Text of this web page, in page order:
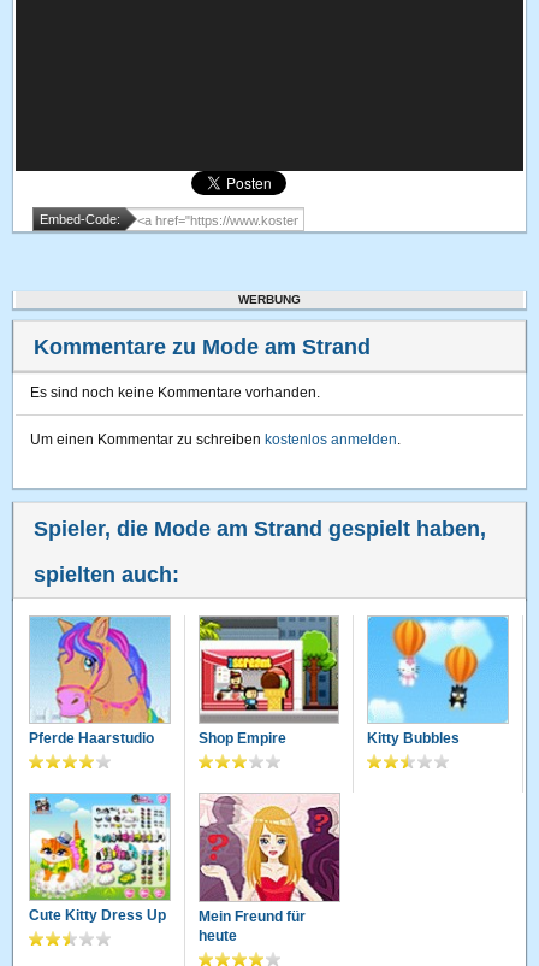
Embed-Code:
WERBUNG
Kommentare zu Mode am Strand
Es sind noch keine Kommentare vorhanden.
Um einen Kommentar zu schreiben kostenlos anmelden.
Spieler, die Mode am Strand gespielt haben,
spielten auch:
Pferde Haarstudio Shop Empire Kitty Bubbles
Cute Kitty Dress Up
Mein Freund für
heute